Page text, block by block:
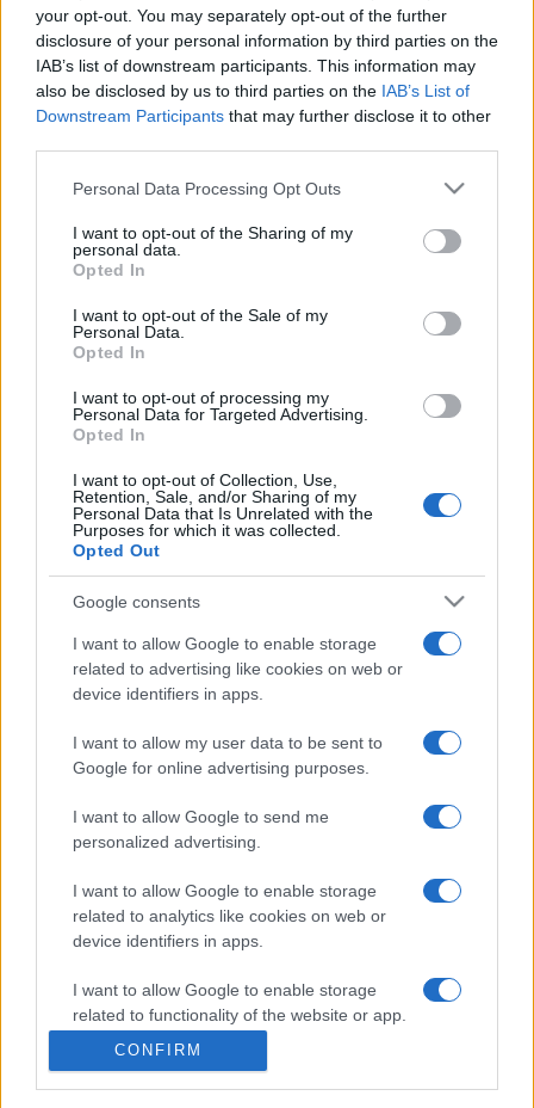
your opt-out. You may separately opt-out of the further
disclosure of your personal information by third parties on the
IAB’s list of downstream participants. This information may
also be disclosed by us to third parties on the IAB’s List of
Downstream Participants that may further disclose it to other
Please note that this website/app uses one or more Google
not limited to your visit or usage behaviour. You may click to
grant or deny consent to Google and its third-party tags to
use your data for below specified purposes in below Google
consent section.
Personal Data Processing Opt Outs
I want to opt-out of the Sharing of my
personal data.
Opted In
I want to opt-out of the Sale of my
Personal Data.
Opted In
I want to opt-out of processing my
Personal Data for Targeted Advertising.
Opted In
I want to opt-out of Collection, Use,
Retention, Sale, and/or Sharing of my
Personal Data that Is Unrelated with the
Purposes for which it was collected.
Opted Out
Google consents
I want to allow Google to enable storage
related to advertising like cookies on web or
device identifiers in apps.
I want to allow my user data to be sent to
Google for online advertising purposes.
I want to allow Google to send me
personalized advertising.
I want to allow Google to enable storage
related to analytics like cookies on web or
device identifiers in apps.
I want to allow Google to enable storage
related to functionality of the website or app.
I want to allow Google to enable storage
related to personalization.
CONFIRM
Kostenlose Casino-Spiele.
Spiele deine Lieblings-casino-Spiele – online und
kostenlos, präsentiert von BUZZR.
dieser Sammlung sorgfältig ausgewählter Online-Spiele.
Würfeln im Backgammon bis zum Setzen beim Blackjack
—ganz ohne den Druck, echtes Geld zu setzen. Ohne
Einsätze können Sie dieselben adrenalingeladenen
Momente wie die High-Roller genießen, und das bequem
von zu Hause aus.
Der Reiz klassischer Casinospiele
liegt im
Spannungsaufbau, in der Strategie und im Zufall. Jetzt
können Sie dieses Erlebnis jederzeit und überall
genießen. Ob erfahrener Spieler oder Anfänger, diese
Spiele bieten endlosen Spaß. Bereit, Ihr Glück und Ihre